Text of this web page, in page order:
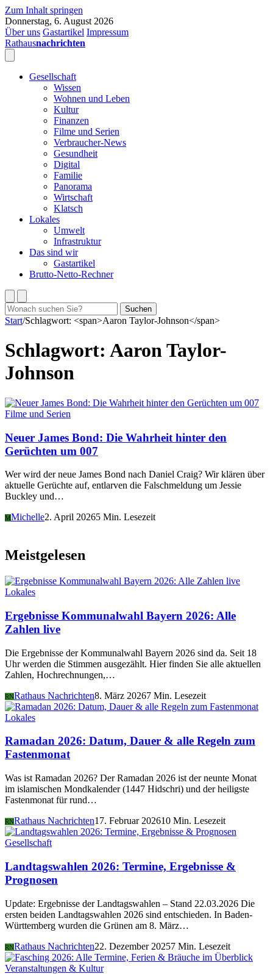
Zum Inhalt springen
Donnerstag, 6. August 2026
Über uns Gastartikel Impressum
Rathausnachrichten
Gesellschaft
Wissen
Wohnen und Leben
Kultur
Finanzen
Filme und Serien
Verbraucher-News
Gesundheit
Digital
Familie
Panorama
Wirtschaft
Klatsch
Lokales
Umwelt
Infrastruktur
Das sind wir
Gastartikel
Brutto-Netto-Rechner
Suchen
nach:
Suchen
Start/Schlagwort: <span>Aaron Taylor-Johnson</span>
Schlagwort: Aaron Taylor-
Johnson
Filme und Serien
Neuer James Bond: Die Wahrheit hinter den
Gerüchten um 007
Wer wird der neue James Bond nach Daniel Craig? Wir klären über
aktuelle Gerüchte auf, entlarven die Falschmeldung um Jessie
Buckley und…
MMichelle2. April 20265 Min. Lesezeit
Meistgelesen
Lokales
Ergebnisse Kommunalwahl Bayern 2026: Alle
Zahlen live
Die Ergebnisse der Kommunalwahl Bayern 2026 sind da. Seit 18
Uhr werden die Stimmen ausgezählt. Hier finden Sie alle aktuellen
Zahlen, Hochrechnungen,…
RNRathaus Nachrichten8. März 20267 Min. Lesezeit
Lokales
Ramadan 2026: Datum, Dauer & alle Regeln zum
Fastenmonat
Was ist Ramadan 2026? Der Ramadan 2026 ist der neunte Monat
im islamischen Mondkalender (1447 Hidschri) und der heiligste
Fastenmonat für rund…
RNRathaus Nachrichten17. Februar 202610 Min. Lesezeit
Gesellschaft
Landtagswahlen 2026: Termine, Ergebnisse &
Prognosen
Update: Ergebnisse der Landtagswahlen – Stand 22.03.2026 Die
ersten beiden Landtagswahlen 2026 sind entschieden. In Baden-
Württemberg wurden die Grünen am 8. März…
RNRathaus Nachrichten22. Dezember 20257 Min. Lesezeit
Veranstaltungen & Kultur